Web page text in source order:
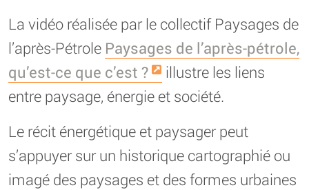
La vidéo réalisée par le collectif Paysages de
l’après-Pétrole Paysages de l’après-pétrole,
qu’est-ce que c’est ?
illustre les liens
entre paysage, énergie et société.
Le récit énergétique et paysager peut
s’appuyer sur un historique cartographié ou
imagé des paysages et des formes urbaines